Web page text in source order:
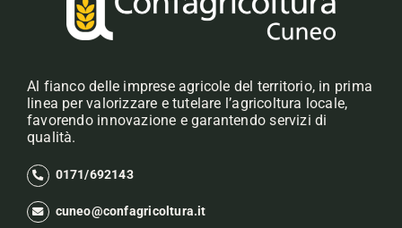
Al fianco delle imprese agricole del territorio, in prima
linea per valorizzare e tutelare l’agricoltura locale,
favorendo innovazione e garantendo servizi di
qualità.
0171/692143
cuneo@confagricoltura.it